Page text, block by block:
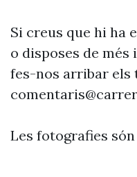
Si creus que hi ha
o disposes de
fes-nos arribar els
Les fotografies